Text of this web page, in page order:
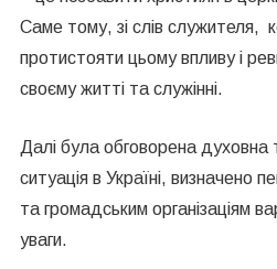
Саме тому, зі слів служителя,
протистояти цьому впливу і
своєму житті та служінні.
Далі була обговорена духовна
ситуація в Україні, визначено
та громадським організаціям
уваги.